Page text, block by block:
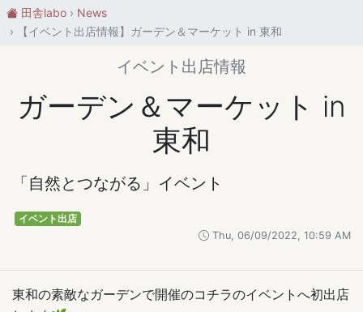
田舎labo
News
【イベント出店情報】ガーデン＆マーケット in 東和
イベント出店情報
ガーデン＆マーケット in
東和
「自然とつながる」イベント
イベント出店
Thu, 06/09/2022, 10:59 AM
東和の素敵なガーデンで開催のコチラのイベントへ初出店